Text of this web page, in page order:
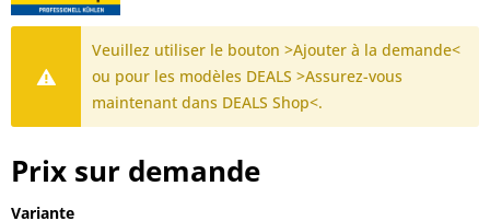
Veuillez utiliser le bouton >Ajouter à la demande<
ou pour les modèles DEALS >Assurez-vous
maintenant dans DEALS Shop<.
Prix sur demande
Variante